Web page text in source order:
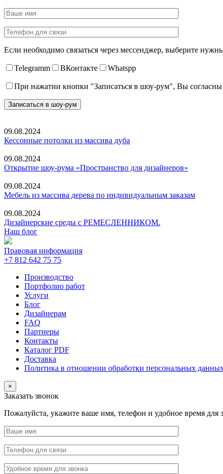
Если необходимо связаться через мессенджер, выберите
Telegramm ВКонтакте Whatspp
При нажатии кнопки "Записаться в шоу-рум", Вы
09.08.2024
Кессонные потолки из массива дуба
09.08.2024
Открытие шоу-рума «Пространство для дизайнеров»
09.08.2024
Мебель из массива дерева по индивидуальным заказам
09.08.2024
Дизайнерские среды с РЕМЕСЛЕННИКОМ.
Наш блог
Правовая информация
+7 812 642 75 75
Производство
Портфолио работ
Услуги
Блог
Дизайнерам
FAQ
Партнеры
Контакты
Каталог PDF
Доставка
Политика в отношении обработки персональных
×
Заказать звонок
Пожалуйста, укажите ваше имя, телефон и удобное время